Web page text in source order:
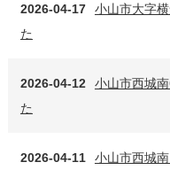
2026-04-17
小山市大字
た
2026-04-12
小山市西城
た
2026-04-11
小山市西城